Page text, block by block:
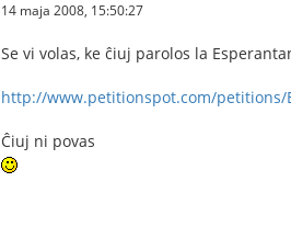
14 maja 2008, 15:50:27
Se vi volas, ke ĉiuj parolos la
http://www.petitionspot.com/petitions/
Ĉiuj ni povas